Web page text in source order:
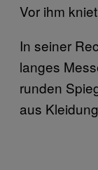
Vor ihm
In seiner
langes
runden
aus